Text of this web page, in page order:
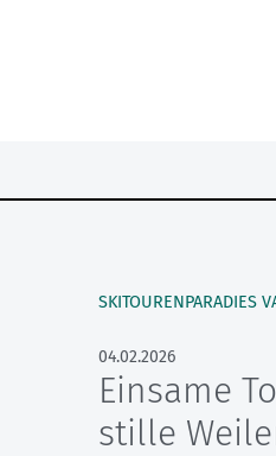
SKITOURENPARADIES
04.02.2026
Einsame
stille